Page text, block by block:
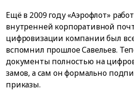
Ещё в 2009 году «Аэрофлот»
внутренней корпоративной
цифровизации компании был
вспомнил прошлое Савельев.
документы полностью на
замов, а сам он формально
приказы.